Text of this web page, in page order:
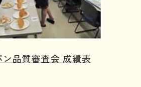
品質審査会 成績表